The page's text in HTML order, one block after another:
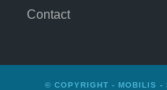
Contact
© COPYRIGHT -MOBILIS -